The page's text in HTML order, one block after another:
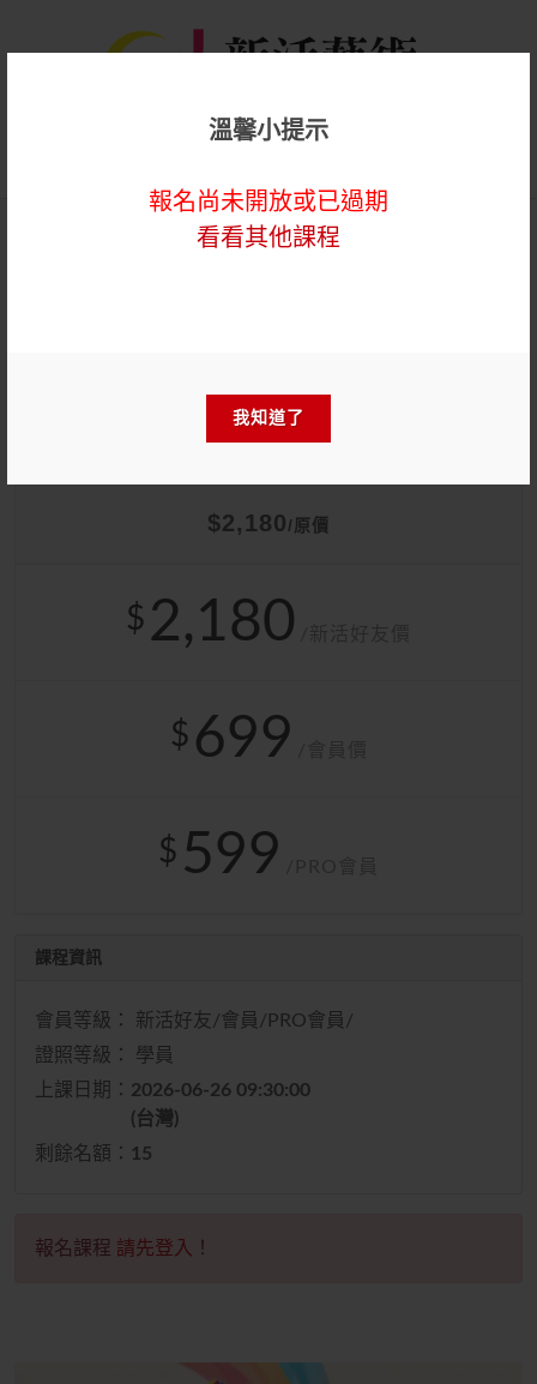
溫馨小提示
報名尚未開放或已過期
看看其他課程
我知道了
$2,180/原價
$ 2,180
$ 699
$ 599
課程資訊
會員等級： 新活好友/會員/PRO會員/
證照等級： 學員
上課日期： 2026-06-26 09:30:00
(台灣)
剩餘名額： 15
報名課程 請先登入 ！